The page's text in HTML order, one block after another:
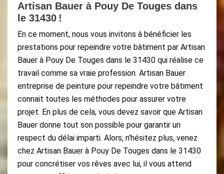
Artisan Bauer à Pouy De Touges dans
le 31430 !
En ce moment, nous vous invitons à bénéficier les
prestations pour repeindre votre bâtiment par Artisan
Bauer à Pouy De Touges dans le 31430 qui réalise ce
travail comme sa vraie profession. Artisan Bauer
entreprise de peinture pour repeindre votre bâtiment
connait toutes les méthodes pour assurer votre
projet. En plus de cela, vous devez savoir que Artisan
Bauer donne tout son possible pour garantir un
respect du délai imparti. Alors, n’hésitez plus, venez
chez Artisan Bauer à Pouy De Touges dans le 31430
pour concrétiser vos rêves avec lui, il vous attend